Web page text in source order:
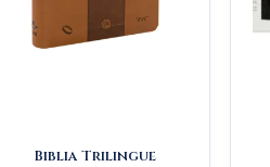
Biblia Trilingue